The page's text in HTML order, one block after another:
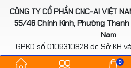
CÔNG TY CỔ PHẦN CNC-AI VIỆT
55/46 Chính Kinh, Phường Thanh
Nam
GPKD số 0109310828 do Sở KH
14/08/2020
0